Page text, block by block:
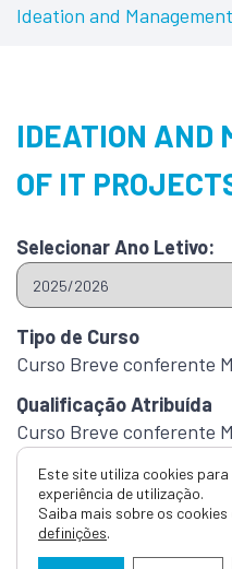
Ideation and
IDEATION AND
OF IT
Selecionar Ano Letivo:
Tipo de Curso
Curso Breve conferente
Qualificação Atribuída
Curso Breve conferente
Duração
81 Horas
Créditos ECTS
Este site utiliza cookies
experiência de utilização.
Saiba mais sobre os
definições.